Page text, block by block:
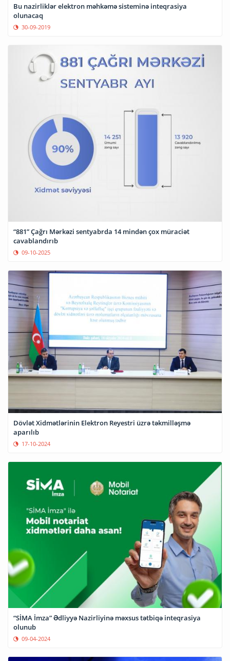
Bu nazirliklər elektron məhkəmə sisteminə inteqrasiya
olunacaq
30-09-2019
“881” Çağrı Mərkəzi sentyabrda 14 mindən çox müraciət
cavablandırıb
09-10-2025
Dövlət Xidmətlərinin Elektron Reyestri üzrə təkmilləşmə
aparılıb
17-10-2024
“SİMA İmza” Ədliyyə Nazirliyinə məxsus tətbiqə inteqrasiya
olunub
09-04-2024